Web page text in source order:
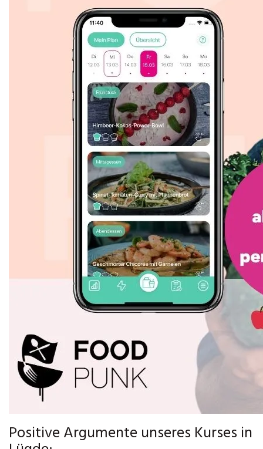
Positive Argumente unseres Kurses in